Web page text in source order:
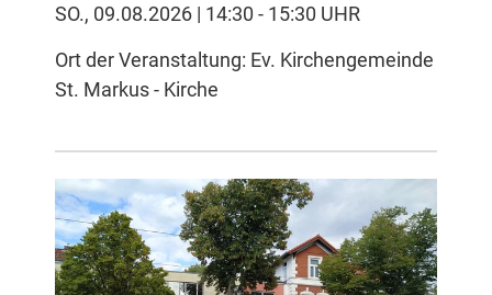
SO., 09.08.2026 | 14:30 - 15:30 UHR
Ort der Veranstaltung: Ev. Kirchengemeinde
St. Markus - Kirche